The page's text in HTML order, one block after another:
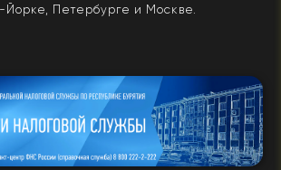
Петербурге и Москве.